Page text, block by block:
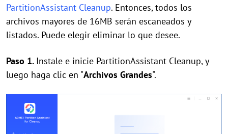
PartitionAssistant Cleanup. Entonces, todos los
archivos mayores de 16MB serán escaneados y
listados. Puede elegir eliminar lo que desee.
Paso 1. Instale e inicie PartitionAssistant Cleanup, y
luego haga clic en "Archivos Grandes".